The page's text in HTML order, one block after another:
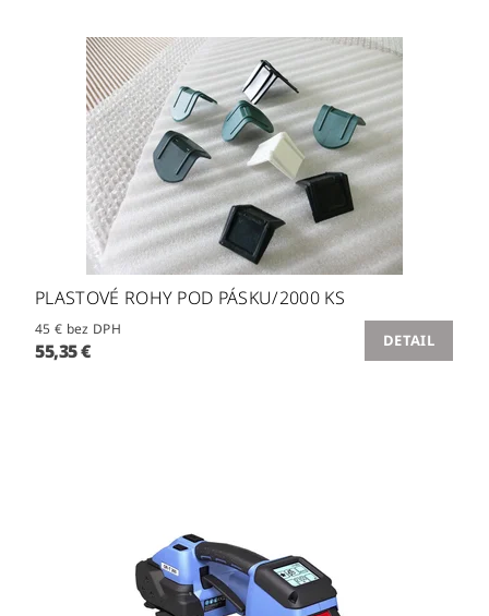
PLASTOVÉ ROHY POD PÁSKU/2000 KS
45 € bez DPH
55,35 € DETAIL